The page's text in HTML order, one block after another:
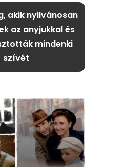
akik nyilvánosan
az anyjukkal és
mindenki
szívét